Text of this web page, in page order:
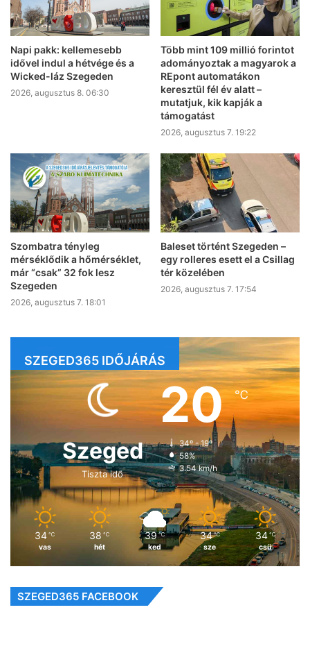
Napi pakk: kellemesebb
idővel indul a hétvége és a
Wicked-láz Szegeden
2026, augusztus 8. 06:30
Több mint 109 millió forintot
adományoztak a magyarok a
REpont automatákon
keresztül fél év alatt –
mutatjuk, kik kapják a
támogatást
2026, augusztus 7. 19:22
Szombatra tényleg
mérséklődik a hőmérséklet,
már “csak” 32 fok lesz
Szegeden
2026, augusztus 7. 18:01
Baleset történt Szegeden –
egy rolleres esett el a Csillag
tér közelében
2026, augusztus 7. 17:54
SZEGED365 IDŐJÁRÁS
Szeged
Tiszta idő
20℃
34º - 19º
58%
3.54 km/h
34 ℃
vas
38 ℃
hét
39 ℃
ked
34 ℃
sze
34 ℃
csü
SZEGED365 FACEBOOK